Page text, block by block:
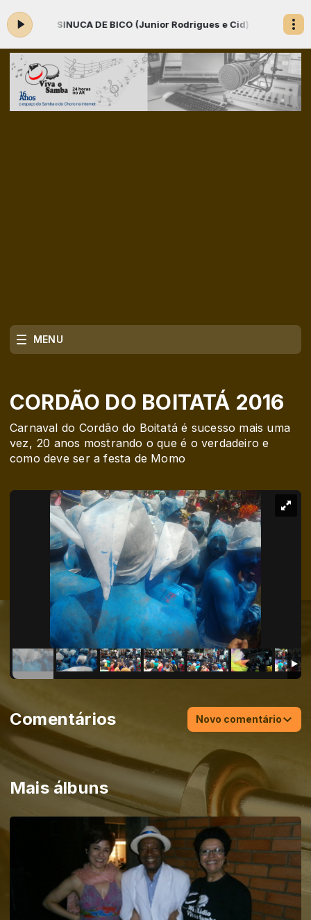
BICO (Junior Rodrigues e Cid) - CD TODOS OS SANTOS
MENU
CORDÃO DO BOITATÁ 2016
Carnaval do Cordão do Boitatá é sucesso mais uma
vez, 20 anos mostrando o que é o verdadeiro e
como deve ser a festa de Momo
Mais álbuns
Comentários Novo comentário